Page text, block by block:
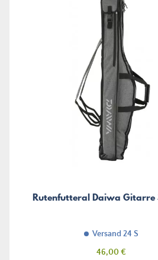
Rutenfutteral Daiwa Gitarre
Versand 24 S
Preis
46,00 €